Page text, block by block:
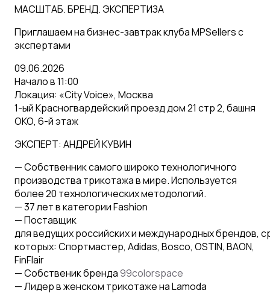
МАСШТАБ. БРЕНД. ЭКСПЕРТИЗА
Приглашаем на бизнес-завтрак клуба MPSellers с
экспертами
09.06.2026
Начало в 11:00
Локация: «City Voice», Москва
1-ый Красногвардейский проезд дом 21 стр 2, башня
ОКО, 6-й этаж
ЭКСПЕРТ: АНДРЕЙ КУВИН
— Собственник самого широко технологичного
производства трикотажа в мире. Используется
более 20 технологических методологий.
— 37 лет в категории Fashion
— Поставщик
дляведущихроссийскихимеждународныхбрендов,
которых: Спортмастер, Adidas, Bosco, OSTIN, BAON,
FinFlair
— Собственик бренда99colorspace
— Лидер в женском трикотаже на Lamoda